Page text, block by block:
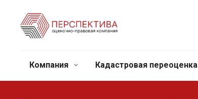
Компания Кадастровая переоценка